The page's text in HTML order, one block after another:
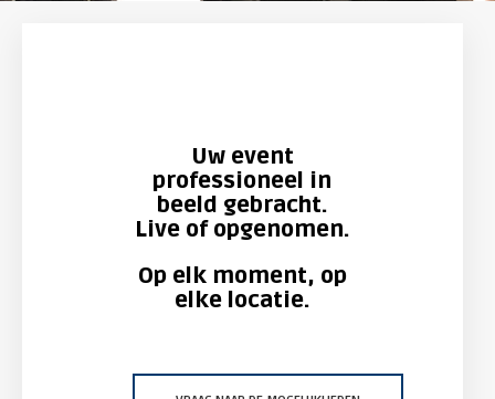
Uw event
professioneel in
beeld gebracht.
Live of opgenomen.
Op elk moment, op
elke locatie.